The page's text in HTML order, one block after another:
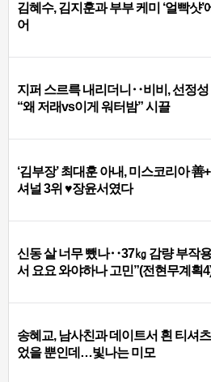
김혜수, 김지훈과 부부 케미 ‘얼빡샷’
어
지퍼 스르륵 내리더니‥비비, 선정성
“왜 저래vs이게 워터밤” 시끌
‘김부장’ 최대훈 아내, 미스코리아 善
셔널 3위 ♥장윤서였다
신동 살 너무 뺐나‥37㎏ 감량 부작
서 요요 와야하나 고민”(전현무계획
송혜교, 남사친과 데이트서 흰 티셔
었을 뿐인데…빛나는 미모